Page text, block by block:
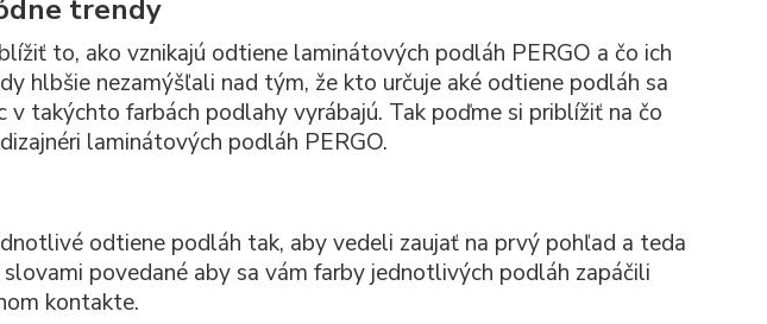
trendy
to, ako vznikajú odtiene laminátových podláh PERGO a čo ich
hlbšie nezamýšľali nad tým, že kto určuje aké odtiene podláh sa
v takýchto farbách podlahy vyrábajú. Tak poďme si priblížiť na čo
laminátových podláh PERGO.
odtiene podláh tak, aby vedeli zaujať na prvý pohľad a teda
povedané aby sa vám farby jednotlivých podláh zapáčili
kontakte.